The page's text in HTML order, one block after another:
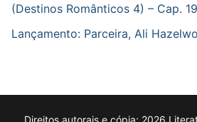
(Destinos Românticos 4) – Cap.
Lançamento: Parceira, Ali